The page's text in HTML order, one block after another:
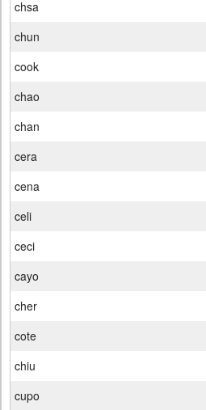
chsa
chun
cook
chao
chan
cera
cena
celi
ceci
cayo
cher
cote
chiu
cupo